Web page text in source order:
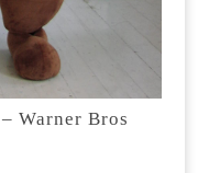
Warner Bros